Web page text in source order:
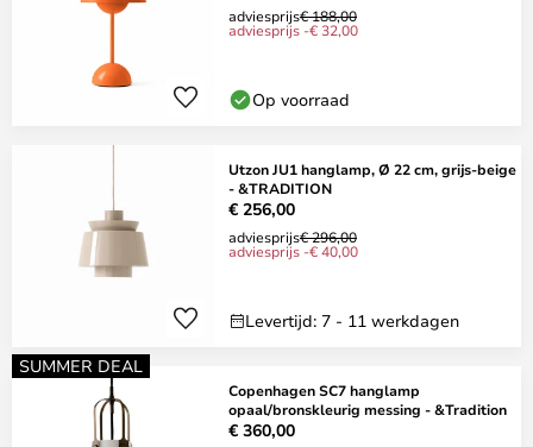
adviesprijs€ 188,00
adviesprijs -€ 32,00
Op voorraad
Utzon JU1 hanglamp, Ø 22 cm, grijs-beige
- &TRADITION
€ 256,00
adviesprijs€ 296,00
adviesprijs -€ 40,00
Levertijd: 7 - 11 werkdagen
SUMMER DEAL
Copenhagen SC7 hanglamp
opaal/bronskleurig messing - &Tradition
€ 360,00